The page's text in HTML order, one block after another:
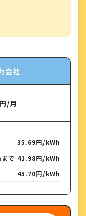
会社
/月
35.69円/kWh
で 41.98円/kWh
45.70円/kWh